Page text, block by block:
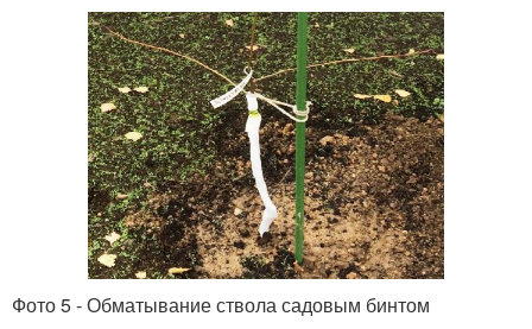
Фото 5 - Обматывание ствола садовым бинтом